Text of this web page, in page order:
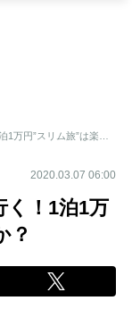
2020.03.07 06:00
く！1泊1万
？